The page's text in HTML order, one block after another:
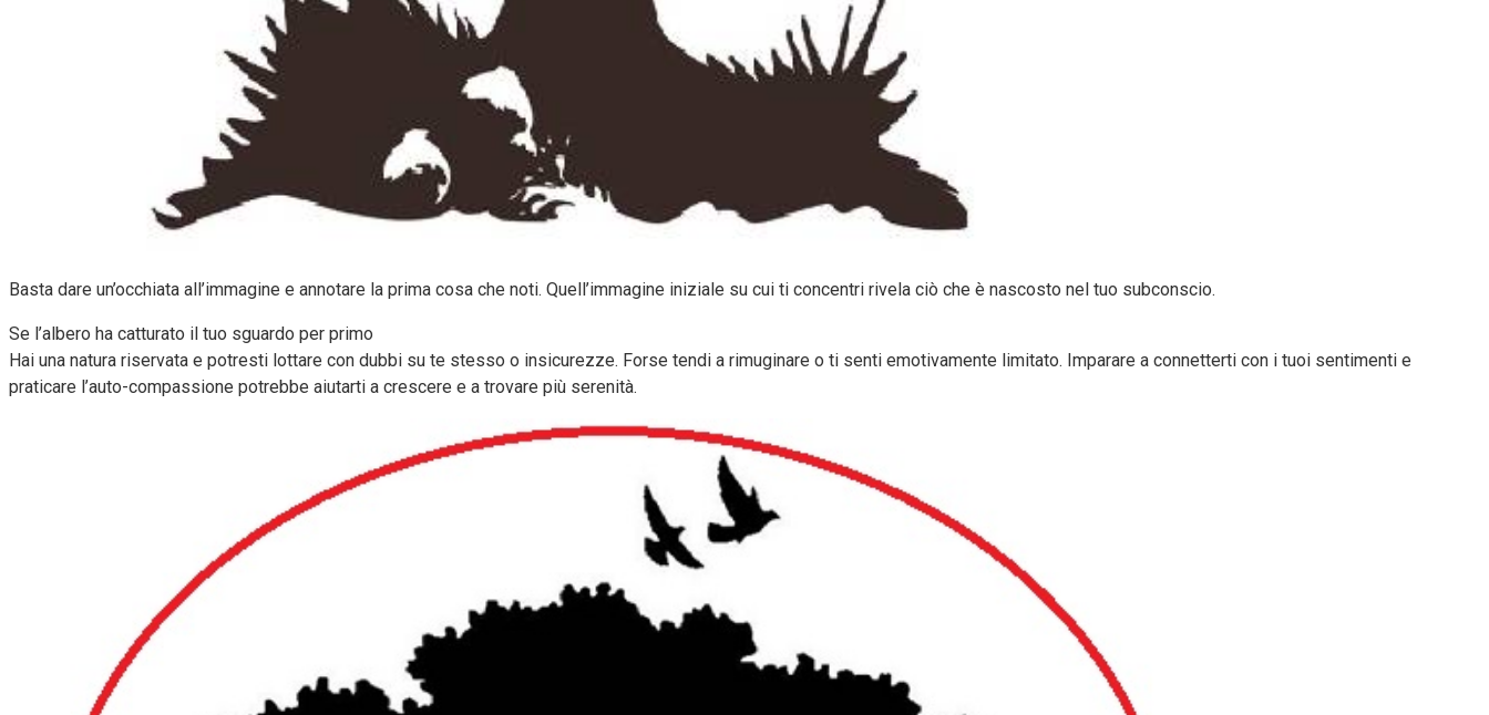
Basta dare un’occhiata all’immagine e annotare la prima cosa che noti. Quell’immagine iniziale su cui ti concentri rivela ciò che è nascosto nel tuo subconscio.
Se l’albero ha catturato il tuo sguardo per primo
Hai una natura riservata e potresti lottare con dubbi su te stesso o insicurezze. Forse tendi a rimuginare o ti senti emotivamente limitato. Imparare a connetterti con i tuoi sentimenti e
praticare l’auto-compassione potrebbe aiutarti a crescere e a trovare più serenità.